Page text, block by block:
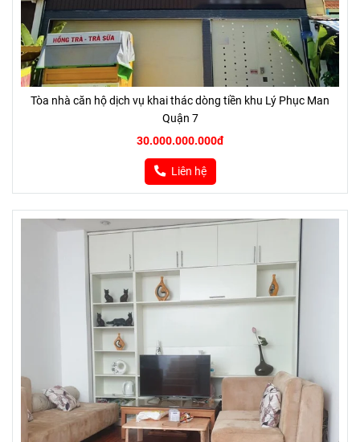
Tòa nhà căn hộ dịch vụ khai thác dòng tiền khu Lý Phục Man
Quận 7
30.000.000.000đ
Liên hệ